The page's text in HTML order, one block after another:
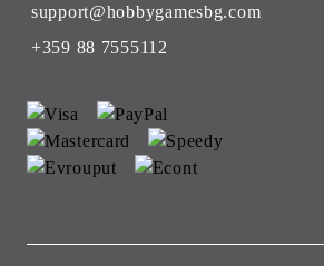
support@hobbygamesbg.com
+359 88 7555112